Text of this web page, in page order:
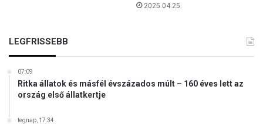
t
i
v
2025.04.25.
LEGFRISSEBB
07:09
Ritka állatok és másfél évszázados múlt – 160 éves lett az
ország első állatkertje
tegnap, 17:34